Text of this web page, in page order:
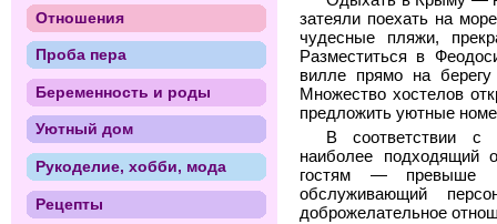
затеяли поехать на
чудесные пляжи,
Разместиться в
вилле прямо на
Множество хостелов
предложить уютные
В соответствии с
наиболее подходящий
гостям — превыше
обслуживающий
доброжелательное
Отношения
Проба пера
Беременность и роды
Уютный дом
Рукоделие, хобби, мода
Рецепты